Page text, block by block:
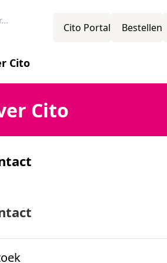
Cito
Cito
Cito Portal Bestellen